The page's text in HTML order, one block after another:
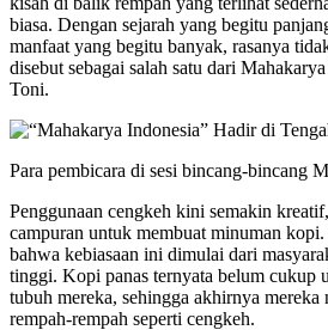
biasa. Dengan sejarah yang begitu
manfaat yang begitu banyak, rasanya
disebut sebagai salah satu dari
Toni.
Para pembicara di sesi bincang-bincang
Penggunaan cengkeh kini semakin
campuran untuk membuat minuman
bahwa kebiasaan ini dimulai dari
tinggi. Kopi panas ternyata belum cukup
tubuh mereka, sehingga akhirnya mereka
rempah-rempah seperti cengkeh.